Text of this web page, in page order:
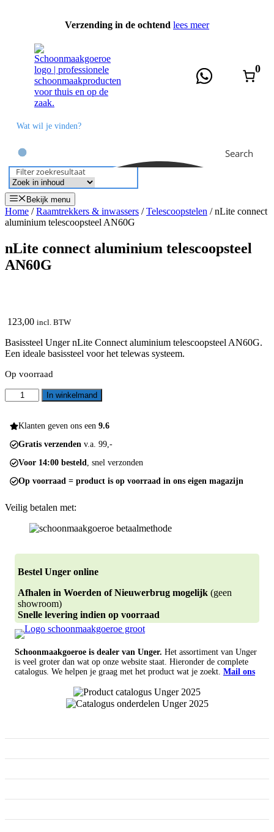
Verzending in de ochtend lees meer
Search
Filter zoekresultaat
0
Bekijk menu
Home /Raamtrekkers & inwassers /Telescoopstelen / nLite connect
aluminium telescoopsteel AN60G
nLite connect aluminium telescoopsteel
AN60G
123,00 incl. BTW
Basissteel Unger nLite Connect aluminium telescoopsteel AN60G.
Een ideale basissteel voor het telewas systeem.
Op voorraad
nLite
connect
telescoopsteel
aantal
In winkelmand
Klanten geven ons een 9.6
Gratis verzenden v.a. 99,-
Voor 14:00 besteld
, snel verzonden
Op voorraad = product is op voorraad in ons eigen magazijn
Veilig betalen met:
Bestel Unger online
Afhalen in Woerden of Nieuwerbrug mogelijk(geen
showroom)
Snelle levering indien op voorraad
Schoonmaakgoeroe is dealer van Unger. Het assortiment van Unger
is veel groter dan wat op onze website staat. Hieronder de complete
catalogus. We helpen je graag met het product wat je zoekt. Mail ons